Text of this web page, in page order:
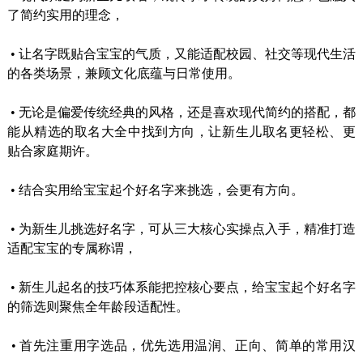
了简约实用的理念，
• 让名字既贴合宝宝的气质，又能适配校园、社交等现代生活
的各类场景，兼顾文化底蕴与日常使用。
• 无论是偏爱传统经典的风格，还是喜欢现代简约的搭配，都
能从精选的取名大全中找到方向，让新生儿取名更轻松、更
贴合家庭期许。
• 结合实用给宝宝起个好名字来挑选，会更有方向。
• 为新生儿挑选好名字，可从三大核心实操点入手，精准打造
适配宝宝的专属称谓，
• 新生儿起名的技巧体系能把控核心要点，给宝宝起个好名字
的筛选则聚焦全年龄段适配性。
•首先注重用字选品，优先选用温润、正向、简单的常用汉